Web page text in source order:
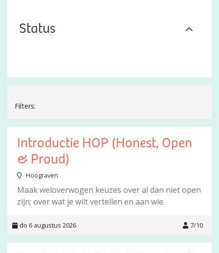
Status
Filters:
Introductie HOP (Honest, Open
& Proud)
Hoograven
Maak weloverwogen keuzes over al dan niet open
zijn; over wat je wilt vertellen en aan wie.
do 6 augustus 2026 7/10